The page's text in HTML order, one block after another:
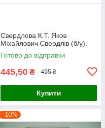
Свердлова К.Т. Яков
Міхайлович Свердлів (б/у).
Готово до відправки
445,50 ₴ 495 ₴
Купити
–10%